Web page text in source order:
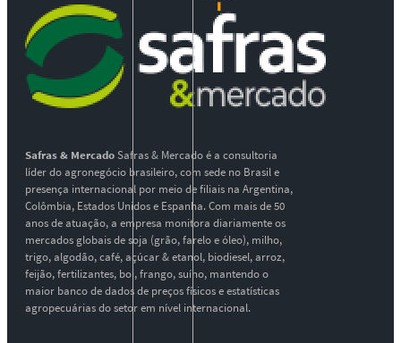
Safras & MercadoSafras & Mercado é a consultoria
líder do agronegócio brasileiro, com sede no Brasil e
presença internacional por meio de filiais na Argentina,
Colômbia, Estados Unidos e Espanha. Com mais de 50
anos de atuação, a empresa monitora diariamente os
mercados globais de soja (grão, farelo e óleo), milho,
trigo, algodão, café, açúcar & etanol, biodiesel, arroz,
feijão, fertilizantes, boi, frango, suíno, mantendo o
maior banco de dados de preços físicos e estatísticas
agropecuárias do setor em nível internacional.